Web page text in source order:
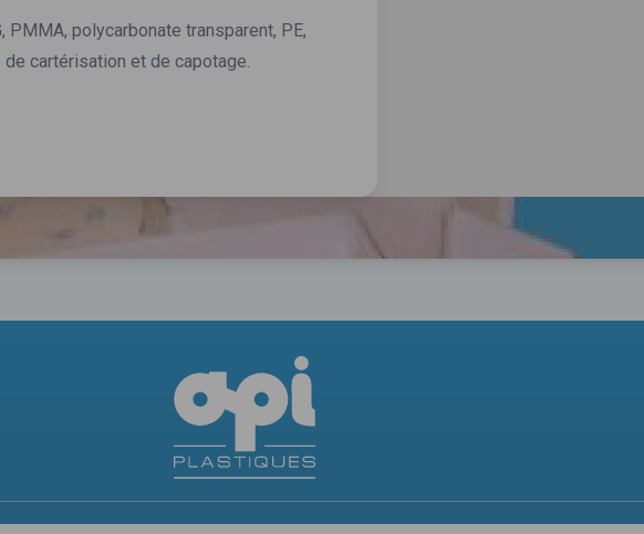
polycarbonate transparent, PE,
cartérisation et de capotage.